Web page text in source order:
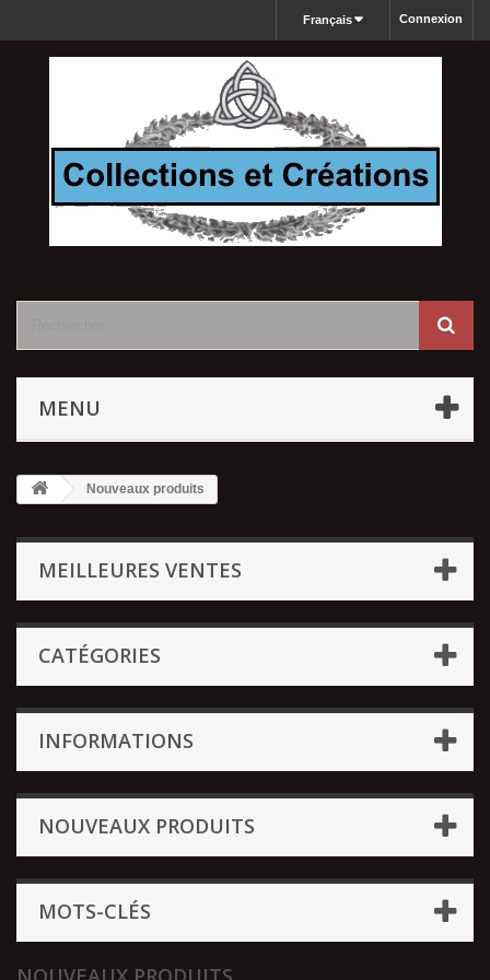
Connexion
Français
MENU
Nouveaux produits
MEILLEURES VENTES
CATÉGORIES
INFORMATIONS
NOUVEAUX PRODUITS
MOTS-CLÉS